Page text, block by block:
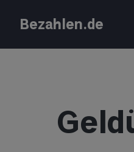
Bezahlen.de